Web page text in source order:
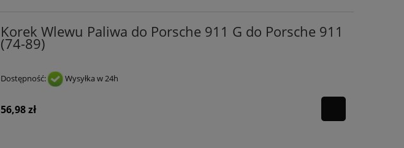
Korek Wlewu Paliwa do Porsche 911 G do Porsche 911
(74-89)
Dostępność: Wysyłka w 24h
56,98 zł